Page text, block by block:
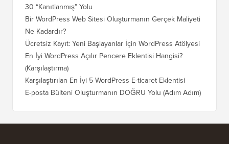
30 “Kanıtlanmış” Yolu
Bir WordPress Web Sitesi Oluşturmanın Gerçek Maliyeti
Ne Kadardır?
Ücretsiz Kayıt: Yeni Başlayanlar İçin WordPress Atölyesi
En İyi WordPress Açılır Pencere Eklentisi Hangisi?
(Karşılaştırma)
Karşılaştırılan En İyi 5 WordPress E-ticaret Eklentisi
E-posta Bülteni Oluşturmanın DOĞRU Yolu (Adım Adım)